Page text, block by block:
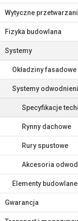
Wytyczne
Fizyka budowlana
Systemy
Okładziny fasadowe
Systemy
Specyfikacje
Rynny dachowe
Rury spustowe
Akcesoria
Elementy budowlane
Gwarancja